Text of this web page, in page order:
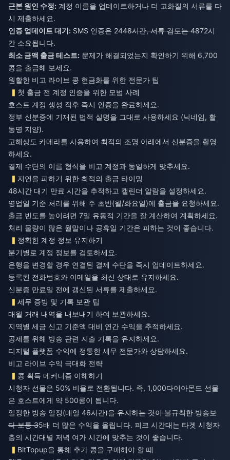
근본 원인 수정: 계정 이름을 업데이트하거나 더 고화질의 서류를 다
시 제출하세요.
인증 업데이트 대기: SMS 인증은 2448시간, 서류 검토는 4872시
간 소요됩니다.
최소 금액 출금 테스트: 문제가 해결되었는지 확인하기 위해 6,700
콩을 출금해 보세요.
원활한 비고 라이브 콩 현금화를 위한 전문가 팁
첫 출금 전 계정 인증을 위한 모범 사례
호스트 계정 생성 직후 즉시 인증을 완료하세요.
정부 신분증에 기재된 법적 실명을 그대로 사용하세요 (닉네임, 활
동명 지양).
고해상도 카메라를 사용하여 최적의 조명 아래에서 신분증을 촬영
하세요.
결제 수단의 이름 형식을 비고 계정과 동일하게 맞추세요.
지연을 피하기 위한 최적의 출금 타이밍
48시간 대기 만료 시간을 추적하고 캘린더 알람을 설정하세요.
영업일 기준 처리를 위해 주 초반(월/화요일)에 출금을 요청하세요.
출금 빈도를 높이려면 7일 유동적 기간을 잘 계산하여 계획하세요.
처리 물량이 많은 월말이나 공휴일 기간은 피하는 것이 좋습니다.
정확한 계정 정보 유지하기
분기별로 계정 정보를 검토하세요.
은행을 변경할 경우 연결된 결제 수단을 즉시 업데이트하세요.
등록된 전화번호와 이메일을 최신 상태로 유지하세요.
신분증 만료일 전에 갱신된 서류를 제출하세요.
세무 증빙 및 기록 보관 팁
매월 거래 내역을 내보내기 하여 보관하세요.
지역별 세금 신고 기준액 대비 연간 수익을 추적하세요.
공제를 위해 방송 관련 지출 기록을 유지하세요.
디지털 플랫폼 수익에 정통한 세무 전문가와 상담하세요.
비고 라이브 수익 극대화 전략
콩 획득 메커니즘 이해하기
시청자 선물은 50% 비율로 전환됩니다. 즉, 1,000다이아몬드 선물
은 호스트에게 약 500콩이 됩니다.
일정한 방송 일정(매일 46시간)을 유지하는 것이 불규칙한 방송보
다 보통 35배 더 많은 수익을 올립니다. 피크 시간대는 타겟 시청자
층의 시간대별 저녁 여가 시간에 맞추는 것이 좋습니다.
BitTopup을 통해 추가 콩을 구매해야 할 때